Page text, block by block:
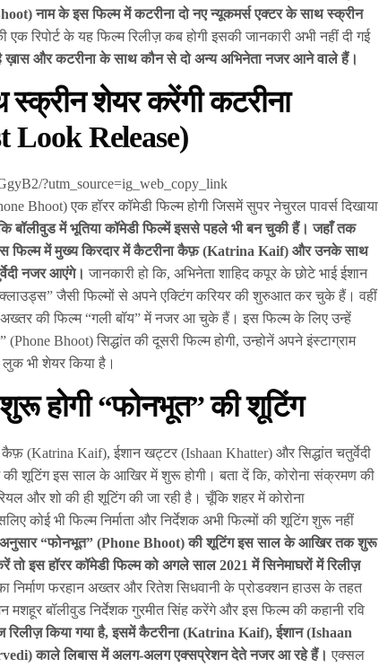
नाम के इस फिल्म में कटरीना दो नए न्यूकमर्स एक्टर के साथ स्क्रीन
एक रिपोर्ट के यह फिल्म रिलीज़ कब होगी इसकी जानकारी अभी नहीं दी गई
और कटरीना के साथ कौन से दो अन्य अभिनेता नजर आने वाले हैं।
स्क्रीन शेयर करेंगी कटरीना
Look Release)
?utm_source=ig_web_copy_link
Bhoot) एक हॉरर कॉमेडी फिल्म होगी जिसमें सुपर नेचुरल पावर्स दिखाया
बॉलीवुड में भूतिया कॉमेडी फिल्में इससे पहले भी बन चुकी हैं। जहाँ तक
फिल्म में मुख्य किरदार में कैटरीना कैफ़ (Katrina Kaif) और उनके साथ
नजर आएंगे।जानकारी हो कि, अभिनेता शाहिद कपूर के छोटे भाई ईशान
जैसी फिल्मों से अपने एक्टिंग करियर की शुरुआत कर चुके हैं। वहीं
अख्तर की फिल्म “गली बॉय” में नजर आ चुके हैं। इस फिल्म के लिए उन्हें
Bhoot) सिद्धांत की दूसरी फिल्म होगी, उन्होनें अपने इंस्टाग्राम
लुक भी शेयर किया है।
होगी “फोनभूत” की शूटिंग
(Katrina Kaif), ईशान खट्टर (Ishaan Khatter) और सिद्धांत चतुर्वेदी
शूटिंग इस साल के आखिर में शुरू होगी। बता दें कि, कोरोना संक्रमण की
और शो की ही शूटिंग की जा रही है। चूँकि शहर में कोरोना
कोई भी फिल्म निर्माता और निर्देशक अभी फिल्मों की शूटिंग शुरू नहीं
अनुसार “फोनभूत” (Phone Bhoot) की शूटिंग इस साल के आखिर तक शुरू
इस हॉरर कॉमेडी फिल्म को अगले साल 2021 में सिनेमाघरों में रिलीज़
निर्माण फरहान अख्तर और रितेश सिधवानी के प्रोडक्शन हाउस के तहत
मशहूर बॉलीवुड निर्देशक गुरमीत सिंह करेंगे और इस फिल्म की कहानी रवि
किया गया है, इसमें कैटरीना (Katrina Kaif), ईशान (Ishaan
काले लिबास में अलग-अलग एक्सप्रेशन देते नजर आ रहे हैं। एक्सल